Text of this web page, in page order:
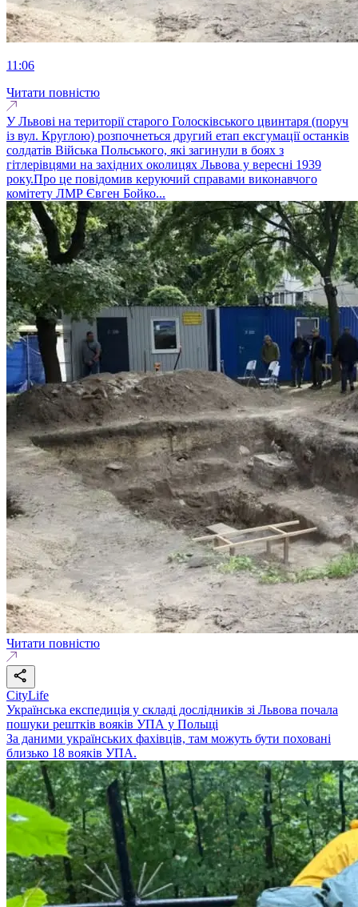
11:06
Читати повністю
У Львові на території старого Голосківського цвинтаря (поруч
із вул. Круглою) розпочнеться другий етап ексгумації останків
солдатів Війська Польського, які загинули в боях з
гітлерівцями на західних околицях Львова у вересні 1939
року.Про це повідомив керуючий справами виконавчого
комітету ЛМР Євген Бойко...
Читати повністю
CityLife
Українська експедиція у складі дослідників зі Львова почала
пошуки рештків вояків УПА у Польщі
За даними українських фахівців, там можуть бути поховані
близько 18 вояків УПА.